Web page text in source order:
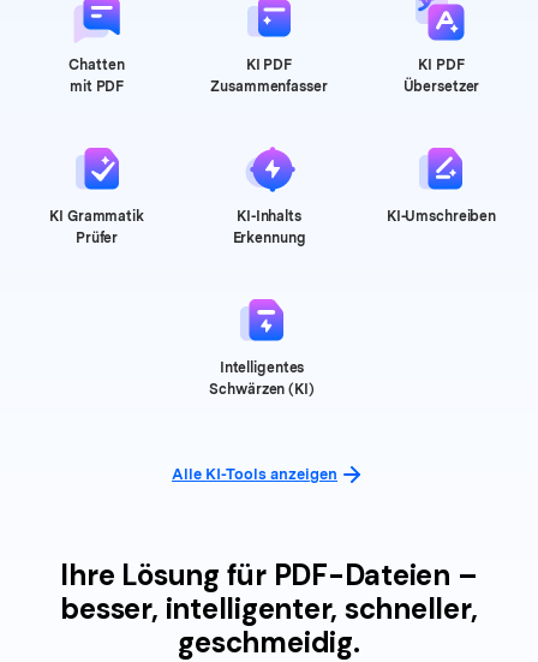
Chatten
mit PDF
KI PDF
Zusammenfasser
KI PDF
Übersetzer
KI Grammatik
Prüfer
KI-Inhalts
Erkennung
KI-Umschreiben
Intelligentes
Schwärzen (KI)
Alle KI-Tools anzeigen
Ihre Lösung für PDF-Dateien –
besser, intelligenter, schneller,
geschmeidig.